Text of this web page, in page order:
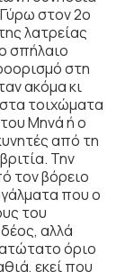
Γύρω στον 2ο
λατρείας
σπήλαιο
στη
ακόμα κι
τοιχώματα
Μηνά ή ο
από τη
Την
τον βόρειο
που ο
του
αλλά
όριο
εκεί που